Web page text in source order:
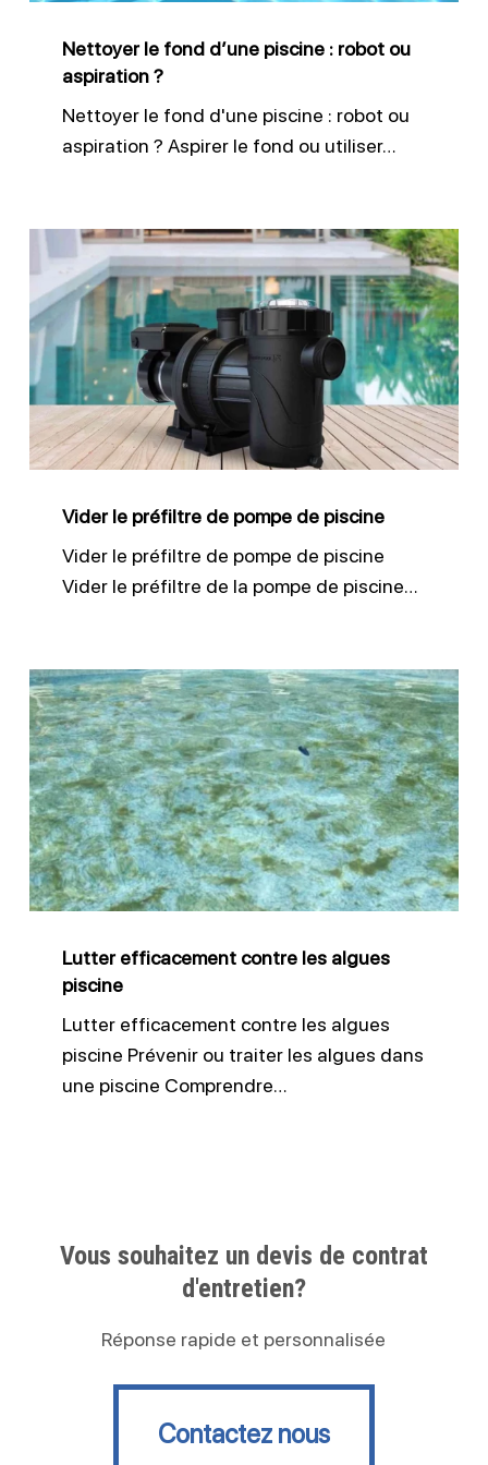
aspiration
Nettoyer le fond d’une piscine : robot ou
aspiration ?
Nettoyer le fond d'une piscine : robot ou
aspiration ? Aspirer le fond ou utiliser…
Vider
le
préfiltre
de
pompe
de
piscine
Vider le préfiltre de pompe de piscine
Vider le préfiltre de pompe de piscine
Vider le préfiltre de la pompe de piscine…
Lutter
efficacement
contre
les
algues
piscine
Lutter efficacement contre les algues
piscine
Lutter efficacement contre les algues
piscine Prévenir ou traiter les algues dans
une piscine Comprendre…
Vous souhaitez un devis de contrat
d'entretien?
Réponse rapide et personnalisée
Contactez nous
Contactez nous